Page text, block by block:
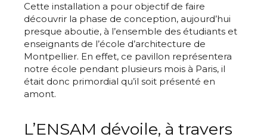
Cette installation a pour objectif de faire
découvrir la phase de conception, aujourd’hui
presque aboutie, à l’ensemble des étudiants et
enseignants de l’école d’architecture de
Montpellier. En effet, ce pavillon représentera
notre école pendant plusieurs mois à Paris, il
était donc primordial qu’il soit présenté en
amont.
L’ENSAM dévoile, à travers